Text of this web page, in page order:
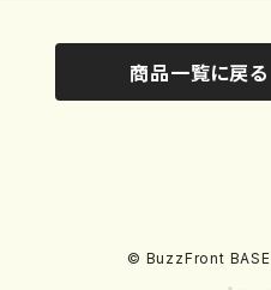
商品一覧に戻る
© BuzzFront BASE